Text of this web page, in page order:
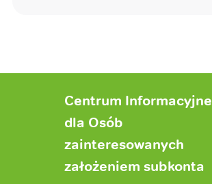
Centrum Informacyjne
dla Osób
zainteresowanych
założeniem subkonta